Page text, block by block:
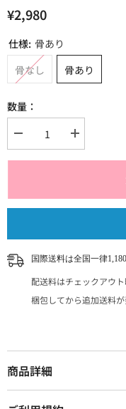
¥2,980
仕様: 骨あり
骨なし
骨あり
数量：
製
品
数
量
減
す
{{
製
品
数
量
増
す
国際送料は全国一律
配送料はチェックアウ
梱包してから追加送料
商品詳細